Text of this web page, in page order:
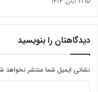
دیدگاهتان را بنویسید
نشانی ایمیل شما منتشر نخواهد